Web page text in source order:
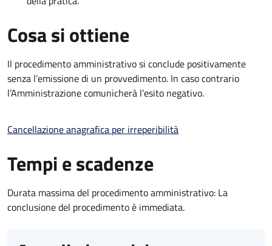
Cosa si ottiene
Il procedimento amministrativo si conclude positivamente
senza l’emissione di un provvedimento. In caso contrario
l’Amministrazione comunicherà l’esito negativo.
Cancellazione anagrafica per irreperibilità
Tempi e scadenze
Durata massima del procedimento amministrativo: La
conclusione del procedimento è immediata.